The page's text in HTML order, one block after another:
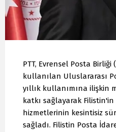
PTT, Evrensel Posta
kullanılan Uluslararası
yıllık kullanımına
katkı sağlayarak
hizmetlerinin kesintisiz
sağladı. Filistin Posta